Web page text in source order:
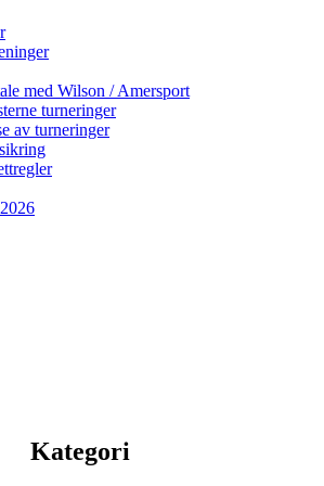
med Wilson / Amersport
turneringer
av turneringer
Kategori